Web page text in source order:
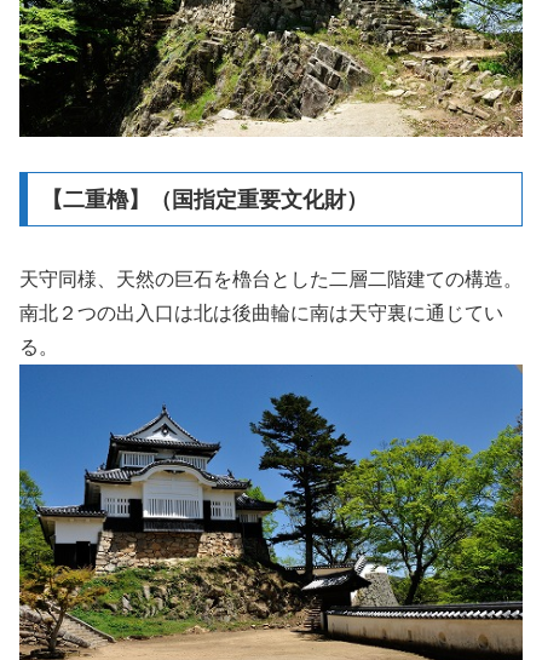
【二重櫓】（国指定重要文化財）
天守同様、天然の巨石を櫓台とした二層二階建ての構造。
南北２つの出入口は北は後曲輪に南は天守裏に通じてい
る。